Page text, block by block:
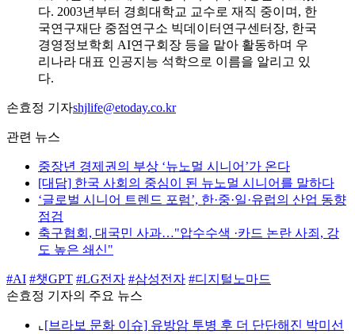
다. 2003년부터 경희대학교 교수로 재직 중이며, 한
국연구재단 중점연구소 빅데이터연구센터장, 한국
경영정보학회 AI연구회장 등을 맡아 활동하며 우
리나라 대표 인공지능 석학으로 이름을 알리고 있
다.
손효정 기자shjlife@etoday.co.kr
관련 뉴스
중장년 경제권의 부상 ‘뉴노멀 시니어’가 온다
[대담] 한국 사회의 중심이 된 뉴노멀 시니어를 말하다
‘글로벌 시니어 트렌드 포럼’, 한·중·일·유럽의 산업 동향
점검
축구협회, 대국민 사과…"압수수색 ·카드 논란 사죄, 강
도 높은 쇄신"
#AI #챗GPT #LG전자 #삼성전자 #디지털노마드
손효정 기자의 주요 뉴스
⌞ [브라보 문화 이슈] 유방암 투병 후 더 단단해진 박미선